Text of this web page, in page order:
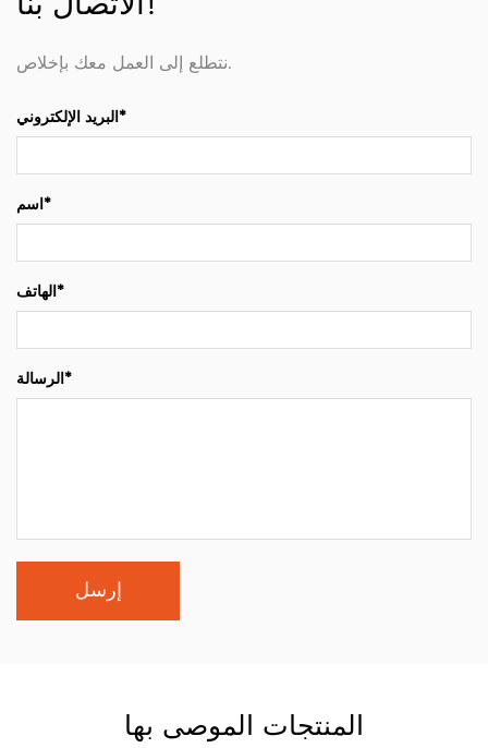
نتطلع إلى العمل معك بإخلاص.
البريد الإلكتروني*
اسم*
الهاتف*
الرسالة*
المنتجات الموصى بها